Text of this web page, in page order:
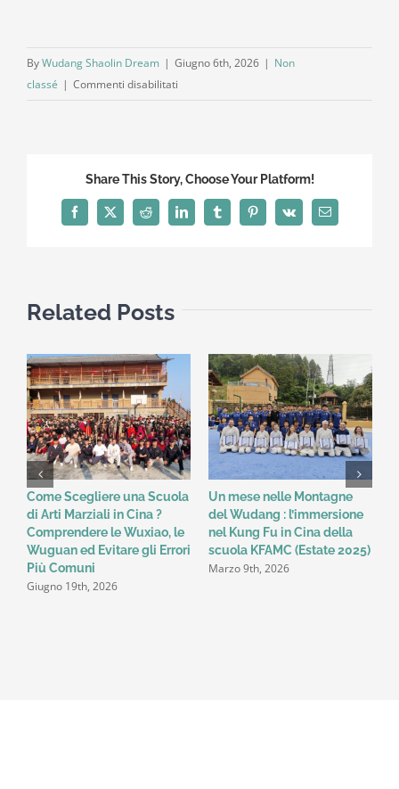
ByWudang Shaolin Dream | Giugno 6th, 2026 | Non
classé | Commenti disabilitati
(武
当
Taoista
Montagne
Wudang
Share This Story, Choose Your Platform!
Facebook
X Reddit LinkedInTumblrPinterest
Vk Email
Related Posts
Come Scegliere una Scuola
di Arti Marziali in Cina ?
Comprendere le Wuxiao, le
Wuguan ed Evitare gli Errori
Più Comuni
Giugno 19th, 2026
Un mese nelle Montagne
del Wudang : l’immersione
nel Kung Fu in Cina della
scuola KFAMC (Estate 2025)
Marzo 9th, 2026